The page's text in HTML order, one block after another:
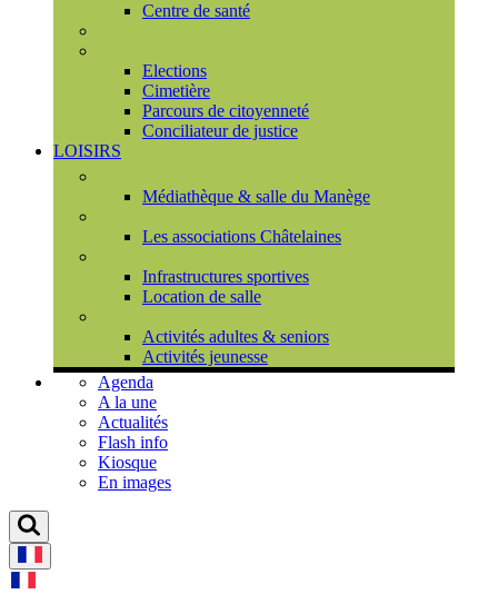
Centre de santé
Elections
Cimetière
Parcours de citoyenneté
Conciliateur de justice
LOISIRS
Médiathèque & salle du Manège
Les associations Châtelaines
Infrastructures sportives
Location de salle
Activités adultes & seniors
Activités jeunesse
Agenda
A la une
Actualités
Flash info
Kiosque
En images